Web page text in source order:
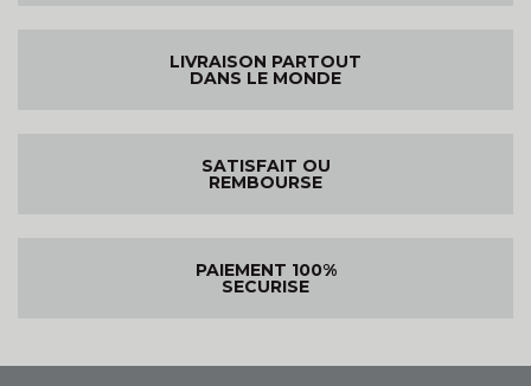
LIVRAISON PARTOUT
DANS LE MONDE
SATISFAIT OU
REMBOURSE
PAIEMENT 100%
SECURISE